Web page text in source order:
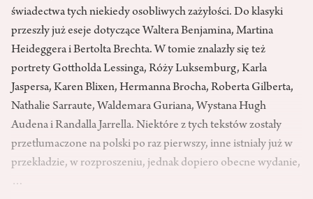
świadectwa tych niekiedy osobliwych zażyłości. Do klasyki
przeszły już eseje dotyczące Waltera Benjamina, Martina
Heideggera i Bertolta Brechta. W tomie znalazły się też
portrety Gottholda Lessinga, Róży Luksemburg, Karla
Jaspersa, Karen Blixen, Hermanna Brocha, Roberta Gilberta,
Nathalie Sarraute, Waldemara Guriana, Wystana Hugh
Audena i Randalla Jarrella. Niektóre z tych tekstów zostały
przetłumaczone na polski po raz pierwszy, inne istniały już w
przekładzie, w rozproszeniu, jednak dopiero obecne wydanie,
…